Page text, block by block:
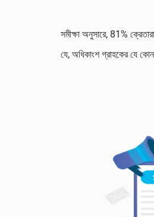
সমীক্ষা অনুসারে, 81%
যে, অধিকাংশ গ্রাহকের যে